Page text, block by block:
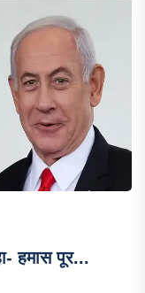
हमास पूर...